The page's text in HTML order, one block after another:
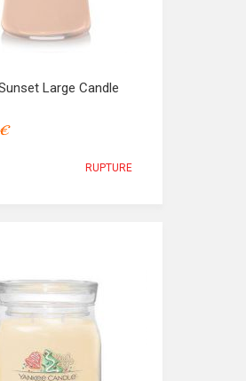
Large Candle
RUPTURE